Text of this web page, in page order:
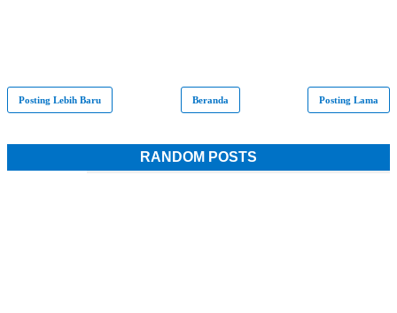
Posting Lebih Baru Posting Lama
Beranda
RANDOM POSTS